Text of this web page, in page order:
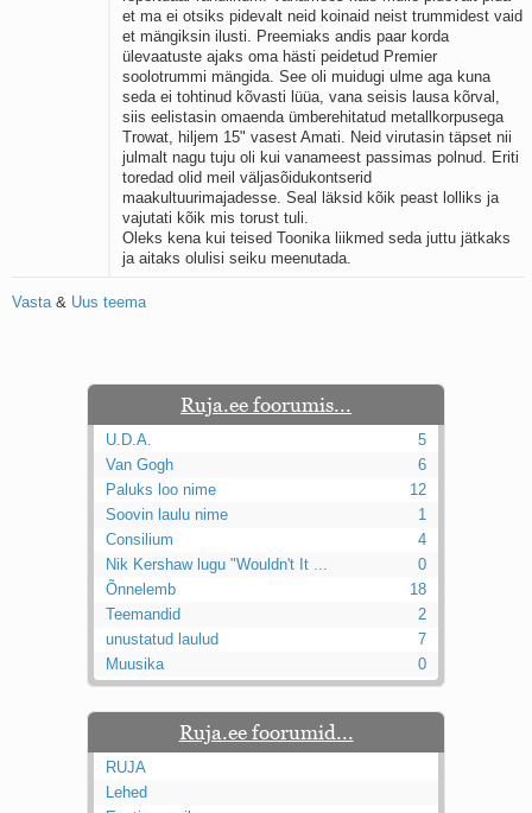
et ma ei otsiks pidevalt neid koinaid neist trummidest vaid
et mängiksin ilusti. Preemiaks andis paar korda
ülevaatuste ajaks oma hästi peidetud Premier
soolotrummi mängida. See oli muidugi ulme aga kuna
seda ei tohtinud kõvasti lüüa, vana seisis lausa kõrval,
siis eelistasin omaenda ümberehitatud metallkorpusega
Trowat, hiljem 15" vasest Amati. Neid virutasin täpset nii
julmalt nagu tuju oli kui vanameest passimas polnud. Eriti
toredad olid meil väljasõidukontserid
maakultuurimajadesse. Seal läksid kõik peast lolliks ja
vajutati kõik mis torust tuli.
Oleks kena kui teised Toonika liikmed seda juttu jätkaks
ja aitaks olulisi seiku meenutada.
Vasta& Uus teema
Ruja.ee foorumis...
U.D.A.
5
Van Gogh
6
Paluks loo nime
12
Soovin laulu nime
1
Consilium
4
Nik Kershaw lugu "Wouldn't It ...
0
Õnnelemb
18
Teemandid
2
unustatud laulud
7
Muusika
0
Ruja.ee foorumid...
RUJA
Lehed